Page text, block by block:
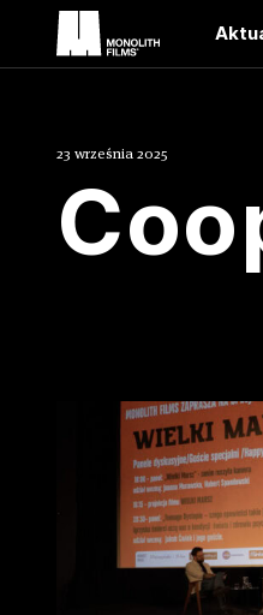
23 września 2025